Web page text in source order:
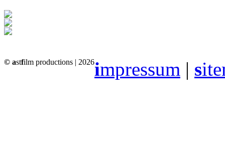
© astfilm productions | 2026impressum | s